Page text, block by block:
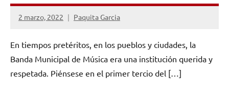
2 marzo, 2022 Paquita Garcia
No
comentarios
En tiempos pretéritos, en los pueblos y ciudades, la
Banda Municipal de Música era una institución querida y
respetada. Piénsese en el primer tercio del […]